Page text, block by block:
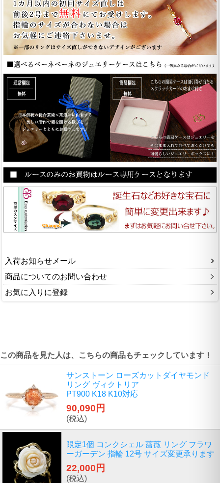
入荷お知らせメール
商品についてのお問い合わせ
お気に入りに登録
この商品を見た人は、こちらの商品もチェックしています！
サンストーン ローズカットダイヤモンド
リング ヴィクトリア
PT900 K18 K10対応
90,090円
(税込)
限定1個 コンクシェル 薔薇 リング フラワ
ーガーデン 指輪 12号 サイズ変更承ります
22,000円
(税込)